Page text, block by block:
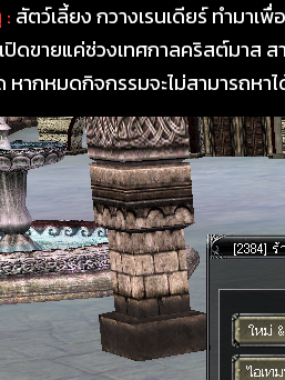
: สัตว์เลี้ยง กวางเรนเดียร์ ทำมาเพื่
เปิดขายแค่ช่วงเทศกาลคริสต์มาส
หากหมดกิจกรรมจะไม่สามารถหา